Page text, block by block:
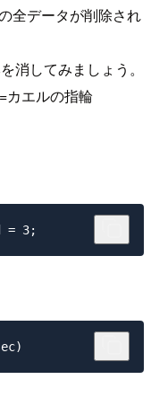
全データが削除され
消してみましょう。
エルの指輪